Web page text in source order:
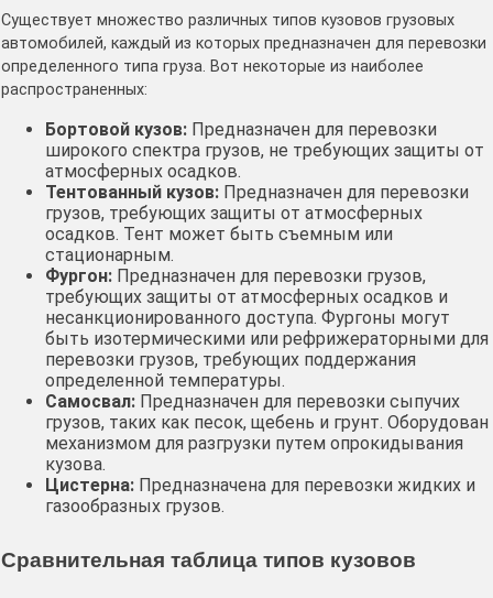
Существует множество различных типов кузовов грузовых
автомобилей, каждый из которых предназначен для перевозки
определенного типа груза. Вот некоторые из наиболее
распространенных:
Бортовой кузов: Предназначен для перевозки
широкого спектра грузов, не требующих защиты от
атмосферных осадков.
Тентованный кузов: Предназначен для перевозки
грузов, требующих защиты от атмосферных
осадков. Тент может быть съемным или
стационарным.
Фургон: Предназначен для перевозки грузов,
требующих защиты от атмосферных осадков и
несанкционированного доступа. Фургоны могут
быть изотермическими или рефрижераторными для
перевозки грузов, требующих поддержания
определенной температуры.
Самосвал: Предназначен для перевозки сыпучих
грузов, таких как песок, щебень и грунт. Оборудован
механизмом для разгрузки путем опрокидывания
кузова.
Цистерна: Предназначена для перевозки жидких и
газообразных грузов.
Сравнительная таблица типов кузовов